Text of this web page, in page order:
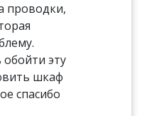
проводки,
эту
шкаф
спасибо